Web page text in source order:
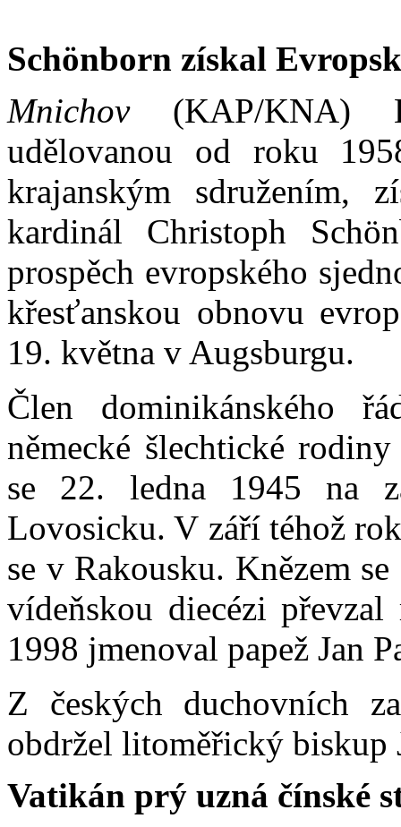
Schönborn získal
Mnichov(KAP/KNA)
udělovanou od roku
krajanským sdružením,
kardinál Christoph
prospěch evropského
křesťanskou obnovu
19. května v Augsburgu.
Člen dominikánského
německé šlechtické
se 22. ledna 1945 na
Lovosicku. V září téhož
se v Rakousku. Knězem
vídeňskou diecézi
1998 jmenoval papež Jan
Z českých duchovních
obdržel litoměřický biskup
Vatikán prý uzná čínské